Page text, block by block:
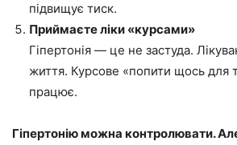
підвищує тиск.
Приймаєте ліки «курсами»
Гіпертонія — це не застуда.
життя. Курсове «попити щось для
працює.
Гіпертонію можна контролювати.